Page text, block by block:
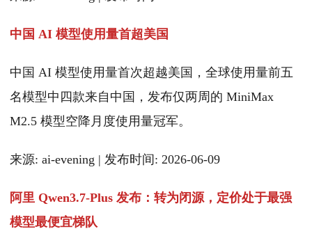
中国 AI 模型使用量首超美国
中国 AI 模型使用量首次超越美国，全球使用量前五
名模型中四款来自中国，发布仅两周的 MiniMax
M2.5 模型空降月度使用量冠军。
来源: ai-evening | 发布时间: 2026-06-09
阿里 Qwen3.7-Plus 发布：转为闭源，定价处于最强
模型最便宜梯队